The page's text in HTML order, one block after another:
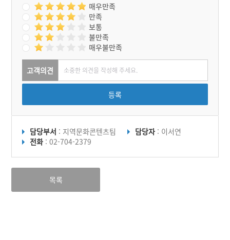
매우만족
만족
보통
불만족
매우불만족
고객의견
등록
담당부서 : 지역문화콘텐츠팀 담당자 : 이서연
전화 : 02-704-2379
목록